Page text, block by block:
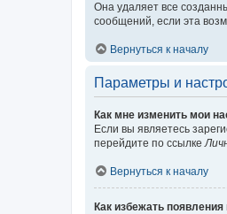
Она удаляет все
сообщений, если эта
Вернуться к началу
Параметры и
Как мне изменить мои
Если вы являетесь
перейдите по ссылке
Вернуться к началу
Как избежать